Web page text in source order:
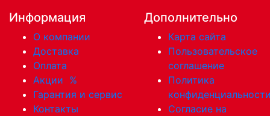
Информация
О компании
Доставка
Оплата
Акции %
Гарантия и сервис
Контакты
Дополнительно
Карта сайта
Пользовательское
соглашение
Политика
Согласие на